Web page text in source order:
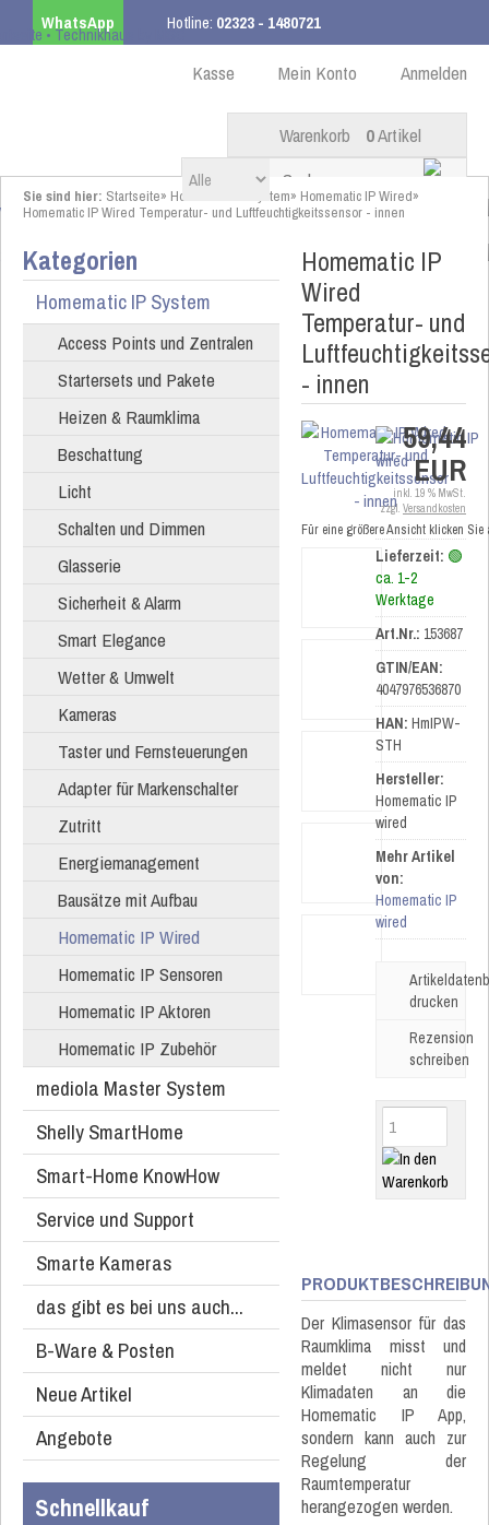
WhatsApp Hotline: 02323 - 1480721
ab 99,00 € innerhalb DE Anmelden
Mein Konto
Kasse
Warenkorb 0Artikel
Sie sind hier: Startseite» Homematic IP System» Homematic IP Wired»
Homematic IP Wired Temperatur- und Luftfeuchtigkeitssensor - innen
Kategorien
Homematic IP System
Access Points und Zentralen
Startersets und Pakete
Heizen & Raumklima
Beschattung
Licht
Schalten und Dimmen
Glasserie
Sicherheit & Alarm
Smart Elegance
Wetter & Umwelt
Kameras
Taster und Fernsteuerungen
Adapter für Markenschalter
Zutritt
Energiemanagement
Bausätze mit Aufbau
Homematic IP Wired
Homematic IP Sensoren
Homematic IP Aktoren
Homematic IP Zubehör
mediola Master System
Shelly SmartHome
Smart-Home KnowHow
Service und Support
Smarte Kameras
das gibt es bei uns auch...
B-Ware & Posten
Neue Artikel
Angebote
Schnellkauf
Homematic IP
Wired
Temperatur- und
- innen
Für eine größere Ansicht klicken
59,44
EUR
inkl. 19 % MwSt.
zzgl. Versandkosten
Lieferzeit: 🟢
ca. 1-2
Werktage
Art.Nr.: 153687
GTIN/EAN:
4047976536870
HAN: HmIPW-
STH
Hersteller:
Homematic IP
wired
Mehr Artikel
von:
Homematic IP
wired
drucken
Rezension
schreiben
Der Klimasensor für das
Raumklima misst und
meldet nicht nur
Klimadaten an die
Homematic IP App,
sondern kann auch zur
Regelung der
Raumtemperatur
herangezogen werden.